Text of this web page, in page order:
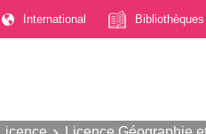
International Bibliothèques